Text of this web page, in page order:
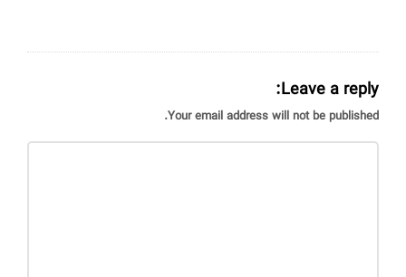
Leave a reply:
Your email address will not be published.